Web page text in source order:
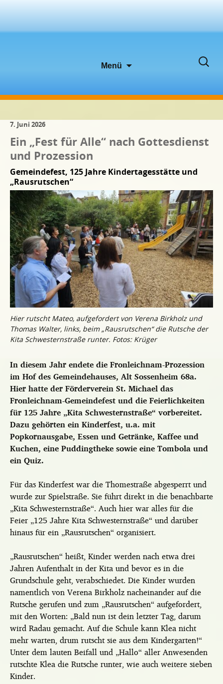
Menü
Suchen
7. Juni 2026
Ein „Fest für Alle“ nach Gottesdienst
und Prozession
Gemeindefest, 125 Jahre Kindertagesstätte und
„Rausrutschen“
Hier rutscht Mateo, aufgefordert von Verena Birkholz und
Thomas Walter, links, beim „Rausrutschen“ die Rutsche der
Kita Schwesternstraße runter. Fotos: Krüger
In diesem Jahr endete die Fronleichnam-Prozession
im Hof des Gemeindehauses, Alt Sossenheim 68a.
Hier hatte der Förderverein St. Michael das
Fronleichnam-Gemeindefest und die Feierlichkeiten
für 125 Jahre „Kita Schwesternstraße“ vorbereitet.
Dazu gehörten ein Kinderfest, u.a. mit
Popkornausgabe, Essen und Getränke, Kaffee und
Kuchen, eine Puddingtheke sowie eine Tombola und
ein Quiz.
Für das Kinderfest war die Thomestraße abgesperrt und
wurde zur Spielstraße. Sie führt direkt in die benachbarte
„Kita Schwesternstraße“. Auch hier war alles für die
Feier „125 Jahre Kita Schwesternstraße“ und darüber
hinaus für ein „Rausrutschen“ organisiert.
„Rausrutschen“ heißt, Kinder werden nach etwa drei
Jahren Aufenthalt in der Kita und bevor es in die
Grundschule geht, verabschiedet. Die Kinder wurden
namentlich von Verena Birkholz nacheinander auf die
Rutsche gerufen und zum „Rausrutschen“ aufgefordert,
mit den Worten: „Bald nun ist dein letzter Tag, darum
wird Radau gemacht. Auf die Schule kann Klea nicht
mehr warten, drum rutscht sie aus dem Kindergarten!“
Unter dem lauten Beifall und „Hallo“ aller Anwesenden
rutschte Klea die Rutsche runter, wie auch weitere sieben
Kinder.